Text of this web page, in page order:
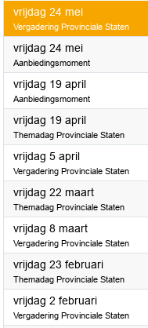
vrijdag 24 mei2024
Vergadering Provinciale Staten
vrijdag 24 mei2024
Aanbiedingsmoment
vrijdag 19 april2024
Aanbiedingsmoment
vrijdag 19 april2024
Themadag Provinciale Staten
vrijdag 5 april2024
Vergadering Provinciale Staten
vrijdag 22 maart2024
Themadag Provinciale Staten
vrijdag 8 maart2024
Vergadering Provinciale Staten
vrijdag 23 februari2024
Themadag Provinciale Staten
vrijdag 2 februari2024
Vergadering Provinciale Staten